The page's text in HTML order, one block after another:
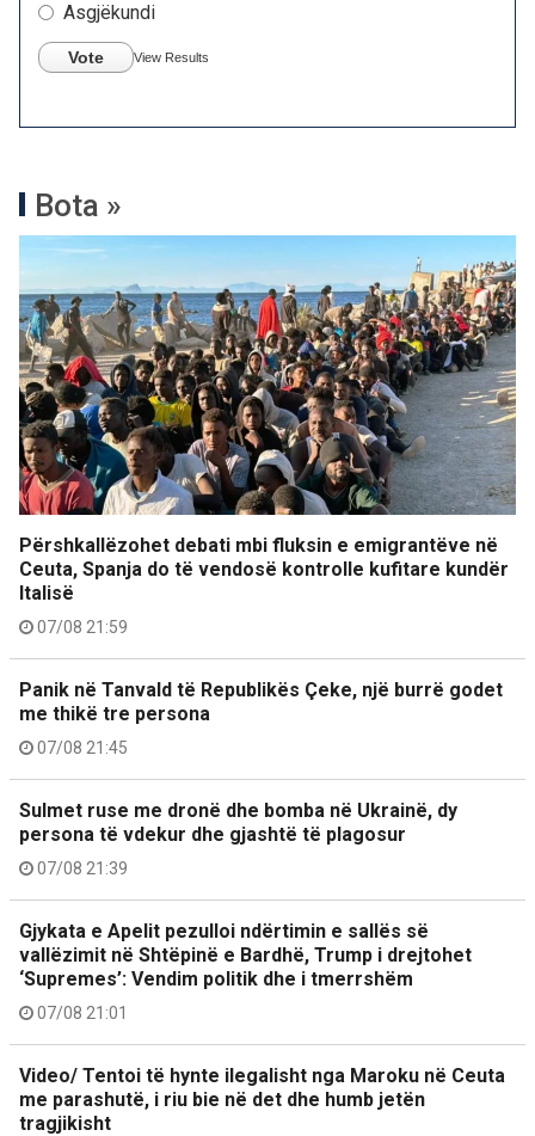
Asgjëkundi
Vote View Results
Bota »
Përshkallëzohet debati mbi fluksin e emigrantëve në
Ceuta, Spanja do të vendosë kontrolle kufitare kundër
Italisë
07/08 21:59
Panik në Tanvald të Republikës Çeke, një burrë godet
me thikë tre persona
07/08 21:45
Sulmet ruse me dronë dhe bomba në Ukrainë, dy
persona të vdekur dhe gjashtë të plagosur
07/08 21:39
Gjykata e Apelit pezulloi ndërtimin e sallës së
vallëzimit në Shtëpinë e Bardhë, Trump i drejtohet
‘Supremes’: Vendim politik dhe i tmerrshëm
07/08 21:01
Video/ Tentoi të hynte ilegalisht nga Maroku në Ceuta
me parashutë, i riu bie në det dhe humb jetën
tragjikisht